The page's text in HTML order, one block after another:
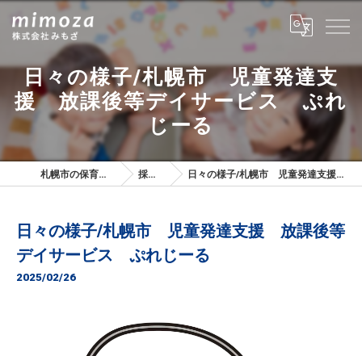
日々の様子/札幌市 児童発達支
援 放課後等デイサービス ぷれ
じーる
札幌市の保育士は株式会社みもざ 採用ブログ 日々の様子/札幌市 児童発達支援 放課後等デイサービス ぷれじーる
日々の様子/札幌市 児童発達支援 放課後等
デイサービス ぷれじーる
2025/02/26